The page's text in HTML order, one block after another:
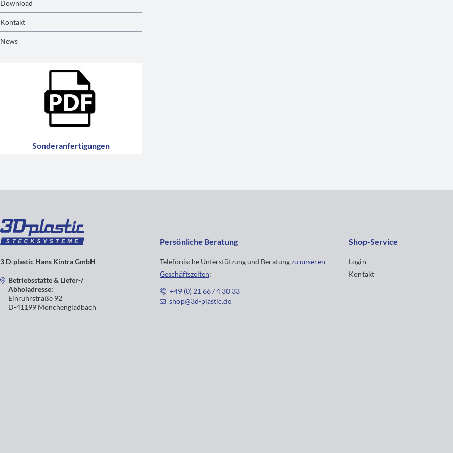
Download
Kontakt
News
Sonderanfertigungen
3 D-plastic Hans Kintra GmbH
Betriebsstätte & Liefer-/
Abholadresse:
Einruhrstraße 92
D-41199 Mönchengladbach
Persönliche Beratung
Telefonische Unterstützung und Beratungzu unseren
Geschäftszeiten:
+49 (0) 21 66 / 4 30 33
shop@3d-plastic.de
Shop-Service
Login
Kontakt